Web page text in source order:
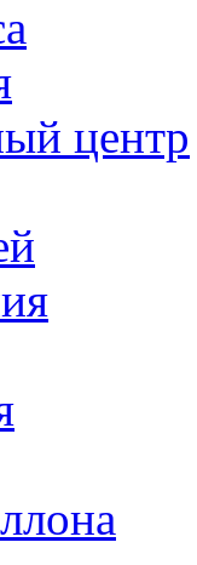
центр